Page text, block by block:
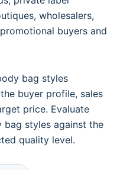
wholesalers,
buyers and
bag styles
buyer profile, sales
price. Evaluate
bag styles against the
quality level.